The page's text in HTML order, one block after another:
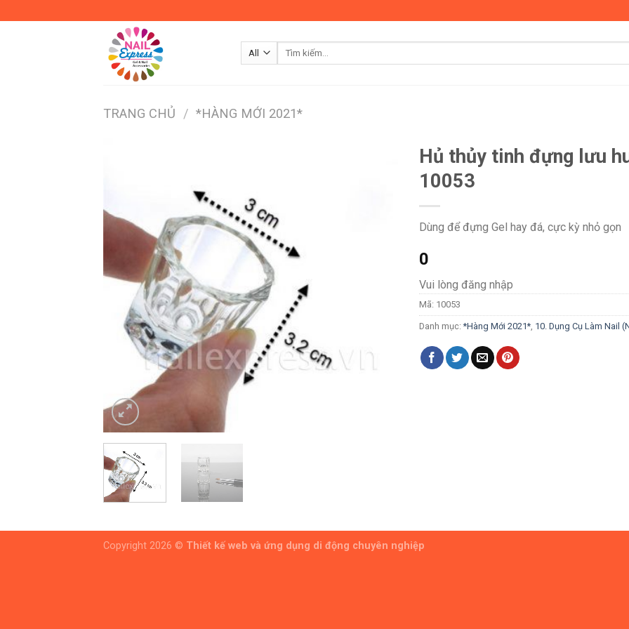
TRANG CHỦ / *HÀNG MỚI 2021*
Hủ thủy tinh đựng lưu
10053
Dùng để đựng Gel hay đá, cực kỳ nhỏ gọn
0
Vui lòng đăng nhập
Mã: 10053
Danh mục:*Hàng Mới 2021* 10. Dụng Cụ Làm Nail
Copyright 2026 © Thiết kế web và ứng dụng di động chuyên nghiệp